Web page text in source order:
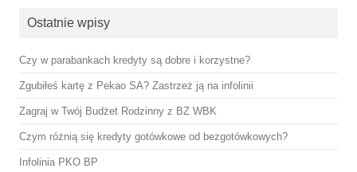
Ostatnie wpisy
Czy w parabankach kredyty są dobre i korzystne?
Zgubiłeś kartę z Pekao SA? Zastrzeż ją na infolinii
Zagraj w Twój Budżet Rodzinny z BZ WBK
Czym różnią się kredyty gotówkowe od bezgotówkowych?
Infolinia PKO BP